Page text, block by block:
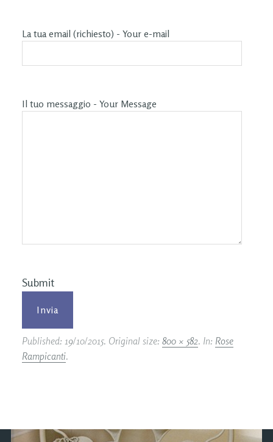
La tua email (richiesto) - Your e-mail
Il tuo messaggio - Your Message
Submit
Published: 19/10/2015. Original size: 800 × 582. In: Rose
Rampicanti.